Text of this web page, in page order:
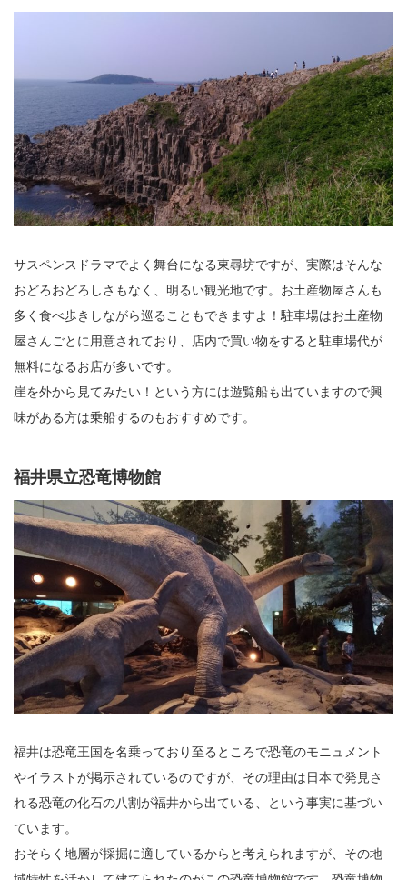
サスペンスドラマでよく舞台になる東尋坊ですが、実際はそんな
おどろおどろしさもなく、明るい観光地です。お土産物屋さんも
多く食べ歩きしながら巡ることもできますよ！駐車場はお土産物
屋さんごとに用意されており、店内で買い物をすると駐車場代が
無料になるお店が多いです。
崖を外から見てみたい！という方には遊覧船も出ていますので興
味がある方は乗船するのもおすすめです。
福井県立恐竜博物館
福井は恐竜王国を名乗っており至るところで恐竜のモニュメント
やイラストが掲示されているのですが、その理由は日本で発見さ
れる恐竜の化石の八割が福井から出ている、という事実に基づい
ています。
おそらく地層が採掘に適しているからと考えられますが、その地